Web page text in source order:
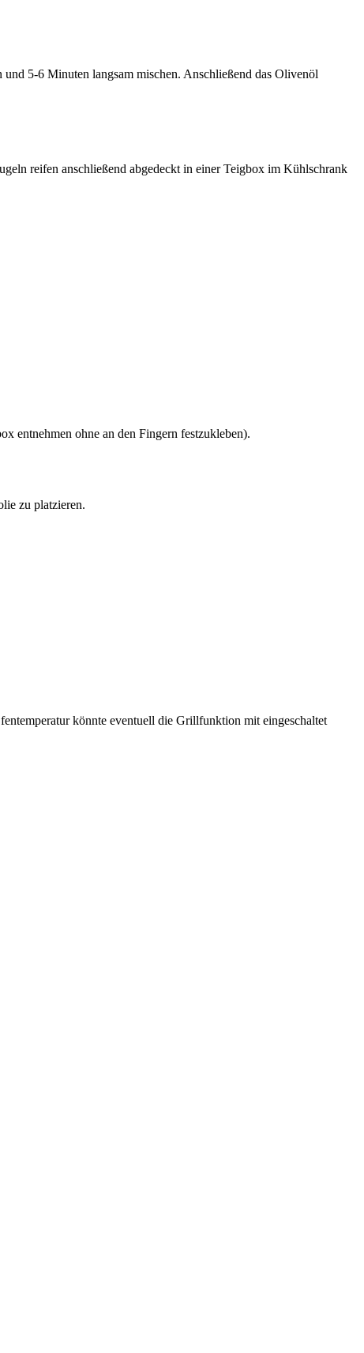
5-6 Minuten langsam mischen. Anschließend das Olivenöl
reifen anschließend abgedeckt in einer Teigbox im Kühlschrank
entnehmen ohne an den Fingern festzukleben).
zu platzieren.
könnte eventuell die Grillfunktion mit eingeschaltet